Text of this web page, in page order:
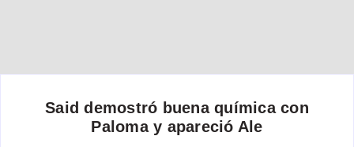
Said demostró buena química con
Paloma y apareció Ale